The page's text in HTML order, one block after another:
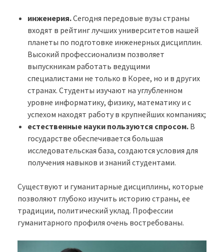
инженерия.Сегодня передовые вузы страны
входят в рейтинг лучших университетов нашей
планеты по подготовке инженерных дисциплин.
Высокий профессионализм позволяет
выпускникам работать ведущими
специалистами не только в Корее, но и в других
странах. Студенты изучают на углубленном
уровне информатику, физику, математику и с
успехом находят работу в крупнейших компаниях;
естественные науки пользуются спросом. В
государстве обеспечивается большая
исследовательская база, создаются условия для
получения навыков и знаний студентами.
Существуют и гуманитарные дисциплины, которые
позволяют глубоко изучить историю страны, ее
традиции, политический уклад. Профессии
гуманитарного профиля очень востребованы.